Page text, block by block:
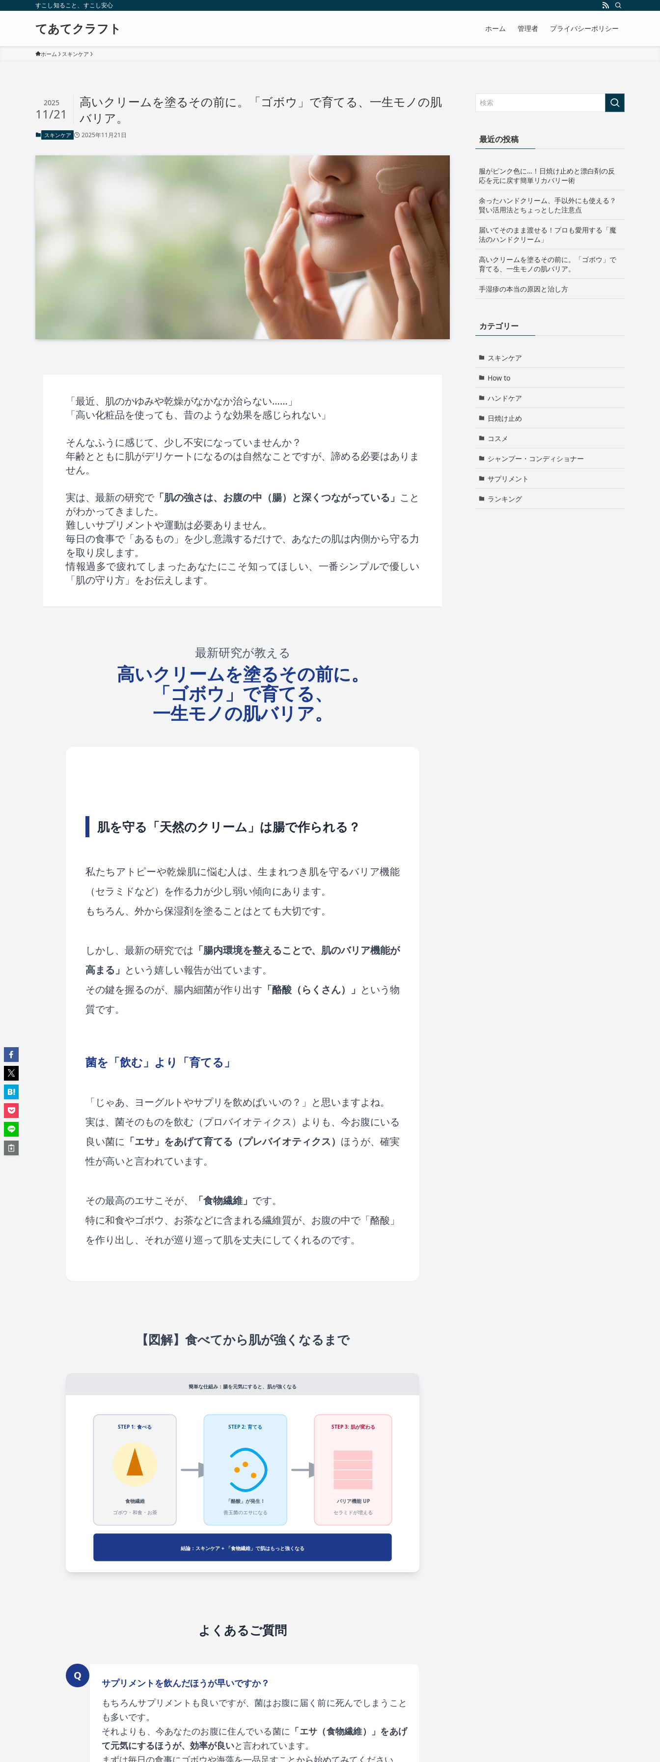
すこし知ること、すこし安心
てあてクラフト ホーム 管理者 プライバシーポリシー
ホーム スキンケア
高いクリームを塗るその前に。「ゴボウ」で育てる、一生モノの肌
バリア。
2025
11/21
スキンケア 2025年11月21日
「最近、肌のかゆみや乾燥がなかなか治らない……」
「高い化粧品を使っても、昔のような効果を感じられない」
そんなふうに感じて、少し不安になっていませんか？
年齢とともに肌がデリケートになるのは自然なことですが、諦める必要はありま
せん。
実は、最新の研究で「肌の強さは、お腹の中（腸）と深くつながっている」 こと
がわかってきました。
難しいサプリメントや運動は必要ありません。
毎日の食事で「あるもの」を少し意識するだけで、あなたの肌は内側から守る力
を取り戻します。
情報過多で疲れてしまったあなたにこそ知ってほしい、一番シンプルで優しい
「肌の守り方」をお伝えします。
最新研究が教える
高いクリームを塗るその前に。
「ゴボウ」で育てる、
一生モノの肌バリア。
肌を守る「天然のクリーム」は腸で作られる？
私たちアトピーや乾燥肌に悩む人は、生まれつき肌を守るバリア機能
（セラミドなど）を作る力が少し弱い傾向にあります。
もちろん、外から保湿剤を塗ることはとても大切です。
しかし、最新の研究では 「腸内環境を整えることで、肌のバリア機能が
高まる」 という嬉しい報告が出ています。
その鍵を握るのが、腸内細菌が作り出す 「酪酸（らくさん）」 という物
質です。
菌を「飲む」より「育てる」
「じゃあ、ヨーグルトやサプリを飲めばいいの？」と思いますよね。
実は、菌そのものを飲む（プロバイオティクス）よりも、今お腹にいる
良い菌に 「エサ」をあげて育てる（プレバイオティクス） ほうが、確実
性が高いと言われています。
その最高のエサこそが、 「食物繊維」 です。
特に和食やゴボウ、お茶などに含まれる繊維質が、お腹の中で「酪酸」
を作り出し、それが巡り巡って肌を丈夫にしてくれるのです。
【図解】食べてから肌が強くなるまで
簡単な仕組み：腸を元気にすると、肌が強くなる
STEP 1: 食べる
食物繊維
ゴボウ・和食・お茶
STEP 2: 育てる
「酪酸」が発生！
善玉菌のエサになる
STEP 3: 肌が変わる
バリア機能 UP
セラミドが増える
結論：スキンケア + 「食物繊維」で肌はもっと強くなる
よくあるご質問
Q
サプリメントを飲んだほうが早いですか？
もちろんサプリメントも良いですが、菌はお腹に届く前に死んでしまうこと
も多いです。
それよりも、今あなたのお腹に住んでいる菌に 「エサ（食物繊維）」をあげ
て元気にするほうが、効率が良いと言われています。
まずは毎日の食事にゴボウや海藻を一品足すことから始めてみてください。
最近の投稿
服がピンク色に…！日焼け止めと漂白剤の反
応を元に戻す簡単リカバリー術
余ったハンドクリーム、手以外にも使える？
賢い活用法とちょっとした注意点
届いてそのまま渡せる！プロも愛用する「魔
法のハンドクリーム」
高いクリームを塗るその前に。「ゴボウ」で
育てる、一生モノの肌バリア。
手湿疹の本当の原因と治し方
カテゴリー
スキンケア
How to
ハンドケア
日焼け止め
コスメ
シャンプー・コンディショナー
サプリメント
ランキング